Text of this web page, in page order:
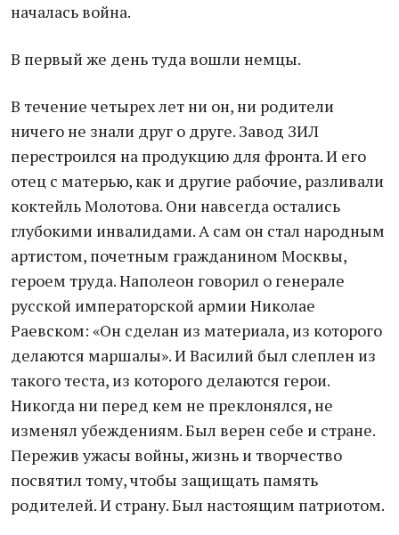
началась война.
В первый же день туда вошли немцы.
В течение четырех лет ни он, ни родители
ничего не знали друг о друге. Завод ЗИЛ
перестроился на продукцию для фронта. И его
отец с матерью, как и другие рабочие, разливали
коктейль Молотова. Они навсегда остались
глубокими инвалидами. А сам он стал народным
артистом, почетным гражданином Москвы,
героем труда. Наполеон говорил о генерале
русской императорской армии Николае
Раевском: «Он сделан из материала, из которого
делаются маршалы». И Василий был слеплен из
такого теста, из которого делаются герои.
Никогда ни перед кем не преклонялся, не
изменял убеждениям. Был верен себе и стране.
Пережив ужасы войны, жизнь и творчество
посвятил тому, чтобы защищать память
родителей. И страну. Был настоящим патриотом.